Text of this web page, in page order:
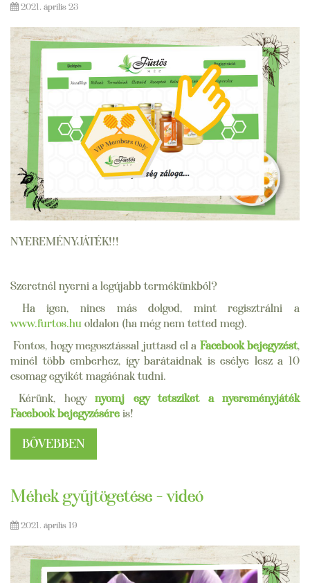
2021. április 23
NYEREMÉNYJÁTÉK!!!
Szeretnél nyerni a legújabb termékünkből?
Ha igen, nincs más dolgod, mint regisztrálni a
www.furtos.hu oldalon (ha még nem tetted meg).
Fontos, hogy megosztással juttasd el a Facebook bejegyzést,
minél több emberhez, így barátaidnak is esélye lesz a 10
csomag egyikét magáénak tudni.
Kérünk, hogynyomj egy tetsziket a nyereményjáték
Facebook bejegyzésére is!
BŐVEBBEN
Méhek gyűjtögetése - videó
2021. április 19